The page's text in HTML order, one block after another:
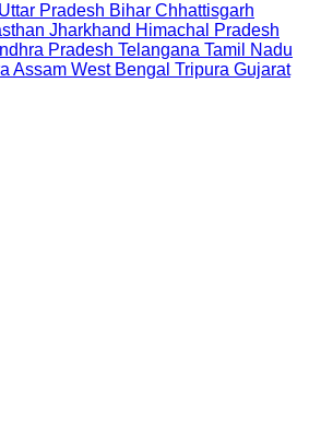
Uttar Pradesh Bihar Chhattisgarh
Jharkhand Himachal Pradesh
Pradesh Telangana Tamil Nadu
Assam West Bengal Tripura Gujarat